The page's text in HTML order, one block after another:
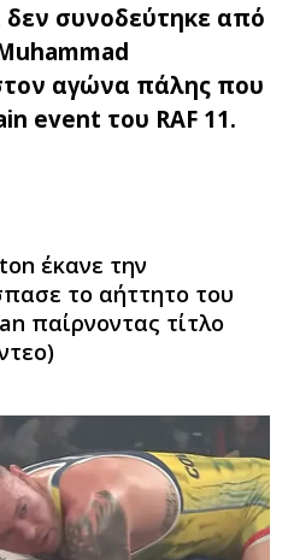
συνοδεύτηκε από
αγώνα πάλης που
event του RAF 11.
έκανε την
το αήττητο του
παίρνοντας τίτλο